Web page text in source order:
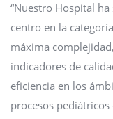
“Nuestro Hospital
centro en la
máxima
indicadores de
eficiencia en los
procesos pediátricos